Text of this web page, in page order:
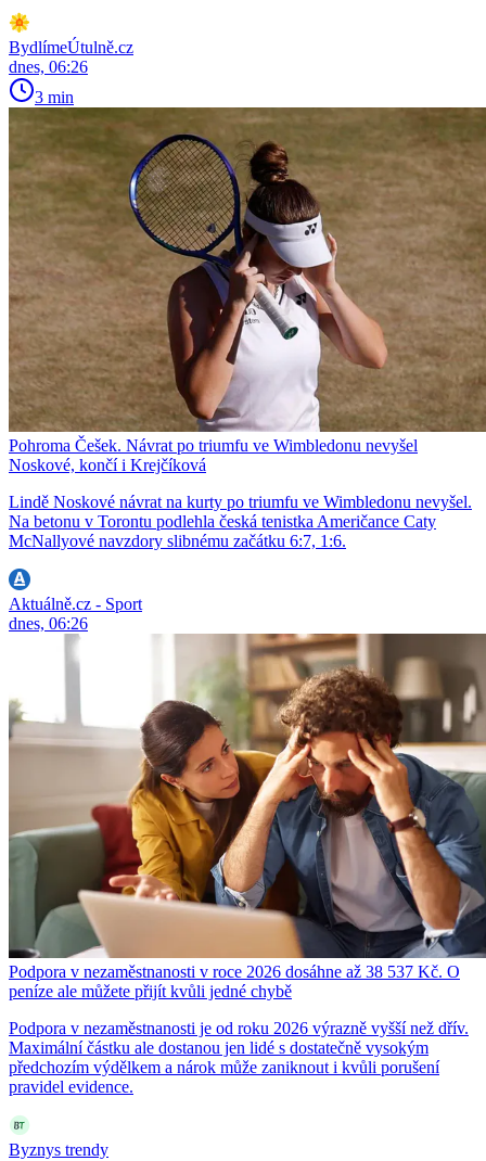
BydlímeÚtulně.cz
dnes, 06:26
3 min
Pohroma Češek. Návrat po triumfu ve Wimbledonu nevyšel
Noskové, končí i Krejčíková
Lindě Noskové návrat na kurty po triumfu ve Wimbledonu nevyšel.
Na betonu v Torontu podlehla česká tenistka Američance Caty
McNallyové navzdory slibnému začátku 6:7, 1:6.
Aktuálně.cz - Sport
dnes, 06:26
Podpora v nezaměstnanosti v roce 2026 dosáhne až 38 537 Kč. O
peníze ale můžete přijít kvůli jedné chybě
Podpora v nezaměstnanosti je od roku 2026 výrazně vyšší než dřív.
Maximální částku ale dostanou jen lidé s dostatečně vysokým
předchozím výdělkem a nárok může zaniknout i kvůli porušení
pravidel evidence.
Byznys trendy